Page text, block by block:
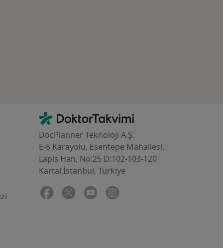
İletişim
DoktorTakvimi - Ana Sayfa
DocPlanner Teknoloji A.Ş.
E-5 Karayolu, Esentepe Mahallesi,
Lapis Han, No:25 D:102-103-120
Kartal İstanbul, Türkiye
Facebook
yeni bir sekmede açılır
Twitter
yeni bir sekmede açılır
Youtube
yeni bir sekmede açılır